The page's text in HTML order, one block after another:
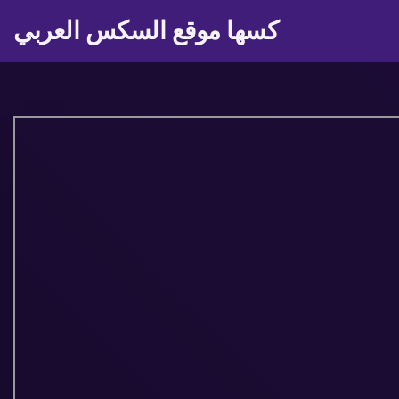
كسها موقع السكس العربي